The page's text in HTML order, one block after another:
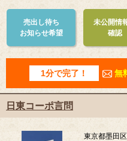
売出し待ち
お知らせ希望
未公開情
確認
1分で完了！ 無
日東コーポ言問
東京都墨田